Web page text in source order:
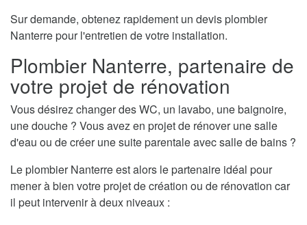
Sur demande, obtenez rapidement un devis plombier
Nanterre pour l'entretien de votre installation.
Plombier Nanterre, partenaire de
votre projet de rénovation
Vous désirez changer des WC, un lavabo, une baignoire,
une douche ? Vous avez en projet de rénover une salle
d'eau ou de créer une suite parentale avec salle de bains ?
Le plombier Nanterre est alors le partenaire idéal pour
mener à bien votre projet de création ou de rénovation car
il peut intervenir à deux niveaux :